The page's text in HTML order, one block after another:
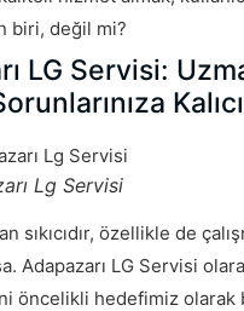
biri, değil mi?
LG Servisi:
Lg Servisi
sıkıcıdır, özellikle de
Adapazarı LG Servisi
öncelikli hedefimiz olarak